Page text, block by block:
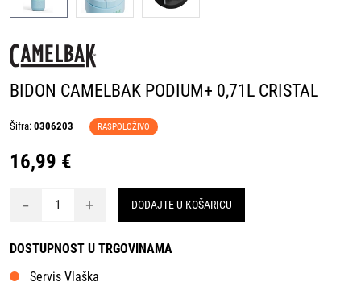
BIDON CAMELBAK PODIUM+ 0,71L CRISTAL
Šifra: 0306203 RASPOLOŽIVO
16,99 €
- + DODAJTE U KOŠARICU
DOSTUPNOST U TRGOVINAMA
Servis Vlaška